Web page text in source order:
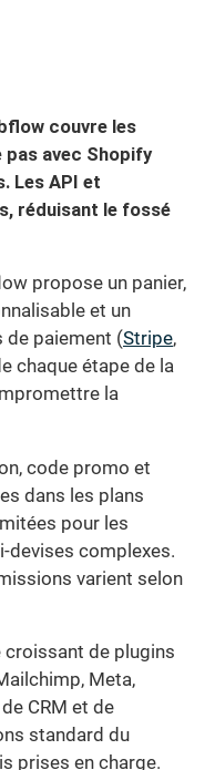
couvre les
pas avec Shopify
Les API et
réduisant le fossé
propose un panier,
et un
paiement (Stripe,
chaque étape de la
la
code promo et
dans les plans
pour les
devises complexes.
varient selon
croissant de plugins
Meta,
CRM et de
standard du
prises en charge.